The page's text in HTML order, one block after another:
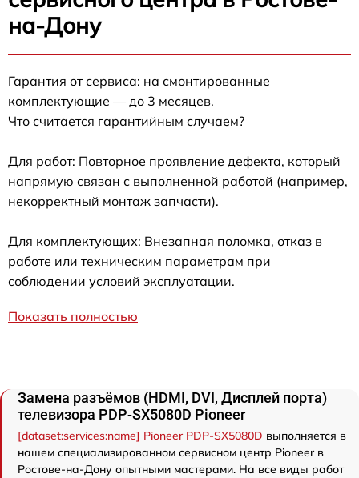
на-Дону
Гарантия от сервиса: на смонтированные
комплектующие — до 3 месяцев.
Что считается гарантийным случаем?
Для работ: Повторное проявление дефекта, который
напрямую связан с выполненной работой (например,
некорректный монтаж запчасти).
Для комплектующих: Внезапная поломка, отказ в
работе или техническим параметрам при
соблюдении условий эксплуатации.
Показать полностью
Замена разъёмов (HDMI, DVI, Дисплей порта)
телевизора PDP-SX5080D Pioneer
[dataset:services:name] Pioneer PDP-SX5080D выполняется в
нашем специализированном сервисном центр Pioneer в
Ростове-на-Дону опытными мастерами. На все виды работ